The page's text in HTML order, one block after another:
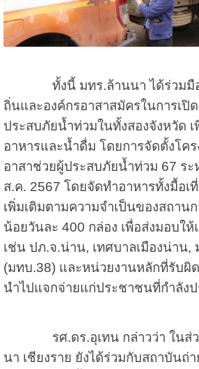
ทั้งนี้ มทร.ล้านนา ได้ร่วมมือ
ถิ่นและองค์กรอาสาสมัครในการเปิ
ประสบภัยน้ำท่วมในทั้งสองจังหวัด เ
อาหารและน้ำดื่ม โดยการจัดตั้งโค
อาสาช่วยผู้ประสบภัยน้ำท่วม 67 ระ
ส.ค. 2567 โดยจัดทำอาหารทั้งมื้อเ
เพิ่มเติมตามความจำเป็นของสถาน
น้อยวันละ 400 กล่อง เพื่อส่งมอบใ
เช่น ปภ.จ.น่าน, เทศบาลเมืองน่าน,
(มทบ.38) และหน่วยงานหลักที่รับผิ
นำไปแจกจ่ายแก่ประชาชนที่กำลัง
รศ.ดร.อุเทน กล่าวว่า ในส่ว
นา เชียงราย ยังได้ร่วมกับสถาบันถ่